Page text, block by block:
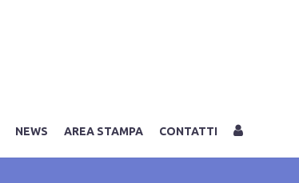
NEWS AREA STAMPA CONTATTI LOGIN